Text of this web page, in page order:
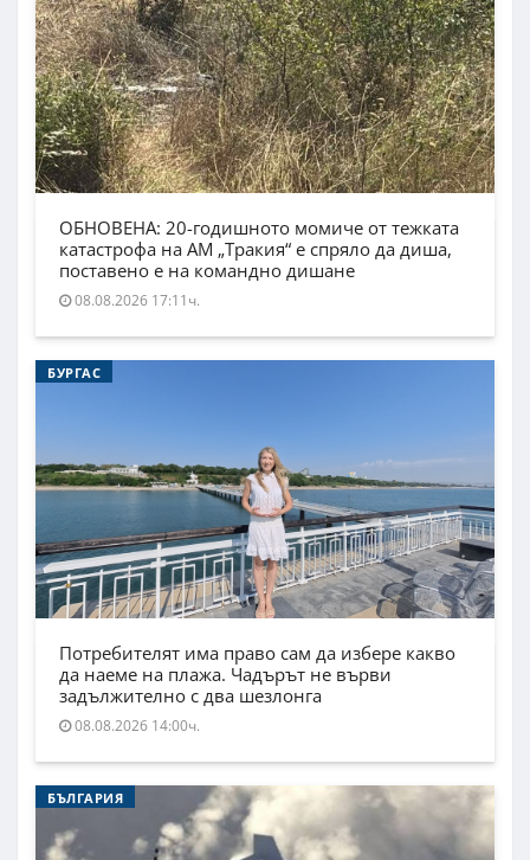
ОБНОВЕНА: 20-годишното момиче от тежката
катастрофа на АМ „Тракия“ е спряло да диша,
поставено е на командно дишане
08.08.2026 17:11ч.
БУРГАС
Потребителят има право сам да избере какво
да наеме на плажа. Чадърът не върви
задължително с два шезлонга
08.08.2026 14:00ч.
БЪЛГАРИЯ